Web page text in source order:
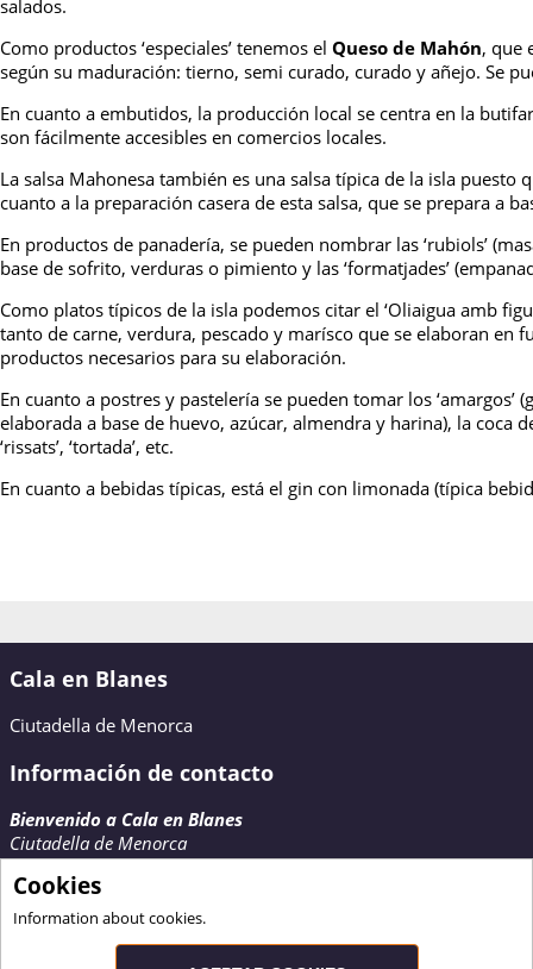
Cookies
Information about cookies.
salados.
Como productos ‘especiales’ tenemos el Queso de Mahón, que
según su maduración: tierno, semi curado, curado y añejo. Se
En cuanto a embutidos, la producción local se centra en la
son fácilmente accesibles en comercios locales.
La salsa Mahonesa también es una salsa típica de la isla
cuanto a la preparación casera de esta salsa, que se prepara a
En productos de panadería, se pueden nombrar las ‘rubiols’
base de sofrito, verduras o pimiento y las ‘formatjades’
Como platos típicos de la isla podemos citar el ‘Oliaigua amb
tanto de carne, verdura, pescado y marísco que se elaboran
productos necesarios para su elaboración.
En cuanto a postres y pastelería se pueden tomar los
elaborada a base de huevo, azúcar, almendra y harina), la coca
‘rissats’, ‘tortada’, etc.
En cuanto a bebidas típicas, está el gin con limonada (típica
Cala en Blanes
Ciutadella de Menorca
Información de contacto
Bienvenido a Cala en Blanes
Ciutadella de Menorca
Contactar
www.calaenblanes.com